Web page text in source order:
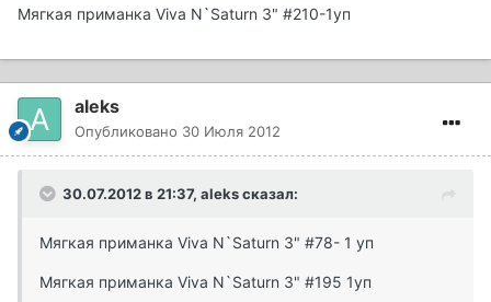
Мягкая приманка Viva N`Saturn 3" #210-1уп
aleks
Опубликовано 30 Июля 2012
30.07.2012 в 21:37, aleks сказал:
Мягкая приманка Viva N`Saturn 3" #78- 1 уп
Мягкая приманка Viva N`Saturn 3" #195 1уп